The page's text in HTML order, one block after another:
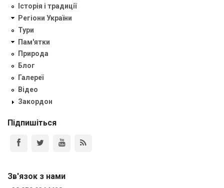
Історія і традиції
Регіони України
Тури
Пам'ятки
Природа
Блог
Галереї
Відео
Закордон
Підпишіться
Зв'язок з нами